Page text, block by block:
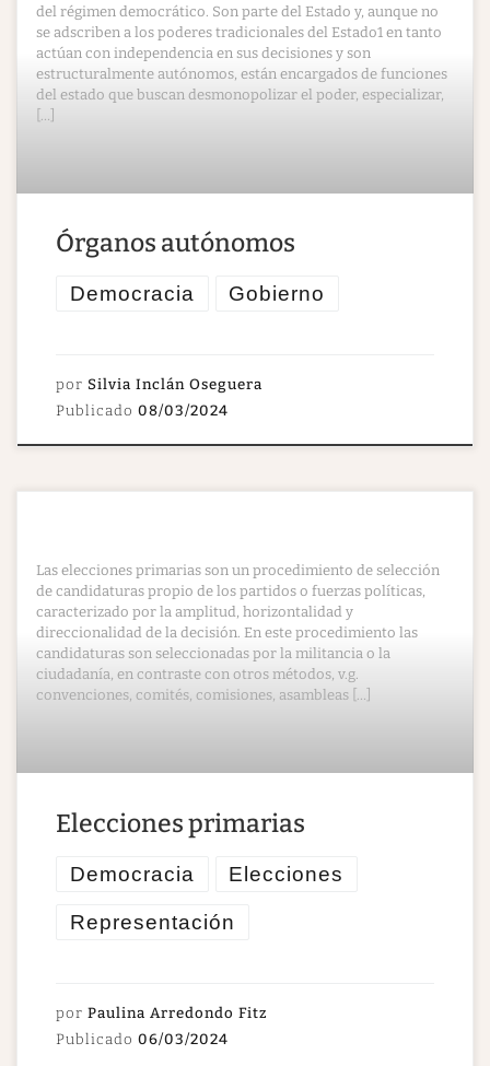
del régimen democrático. Son parte del Estado y, aunque no
se adscriben a los poderes tradicionales del Estado1 en tanto
actúan con independencia en sus decisiones y son
estructuralmente autónomos, están encargados de funciones
del estado que buscan desmonopolizar el poder, especializar,
[…]
Órganos autónomos
Democracia Gobierno
por Silvia Inclán Oseguera
Publicado 08/03/2024
Las elecciones primarias son un procedimiento de selección
de candidaturas propio de los partidos o fuerzas políticas,
caracterizado por la amplitud, horizontalidad y
direccionalidad de la decisión. En este procedimiento las
candidaturas son seleccionadas por la militancia o la
ciudadanía, en contraste con otros métodos, v.g.
convenciones, comités, comisiones, asambleas […]
​Elecciones primarias
Democracia Elecciones
Representación
por Paulina Arredondo Fitz
Publicado 06/03/2024